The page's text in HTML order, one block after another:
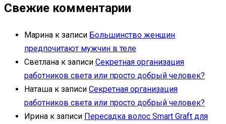
Свежие комментарии
Марина к записи Большинство женщин
предпочитают мужчин в теле
Светлана к записи Секретная организация
работников света или просто добрый человек?
Наташа к записи Секретная организация
работников света или просто добрый человек?
Ирина к записи Пересадка волос Smart Graft для